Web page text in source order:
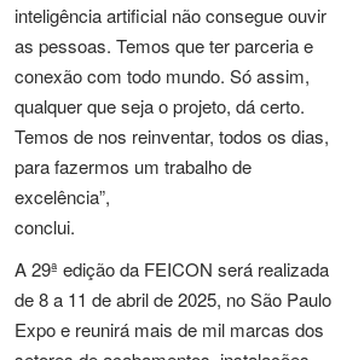
inteligência artificial não consegue ouvir
as pessoas. Temos que ter parceria e
conexão com todo mundo. Só assim,
qualquer que seja o projeto, dá certo.
Temos de nos reinventar, todos os dias,
para fazermos um trabalho de
excelência”,
conclui.
A 29ª edição da FEICON será realizada
de 8 a 11 de abril de 2025, no São Paulo
Expo e reunirá mais de mil marcas dos